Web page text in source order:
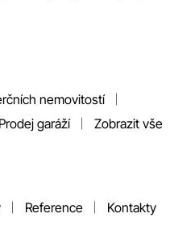
nemovitostí
Prodej garáží Zobrazit vše
Reference Kontakty